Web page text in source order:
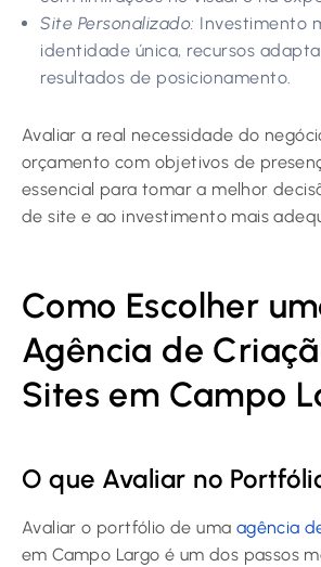
Site Personalizado: Investimento
identidade única, recursos
resultados de posicionamento.
Avaliar a real necessidade do
orçamento com objetivos de
essencial para tomar a melhor
de site e ao investimento mais
Como Escolher
Agência de
Sites em Campo
O que Avaliar no
Avaliar o portfólio de uma agência
em Campo Largo é um dos passos